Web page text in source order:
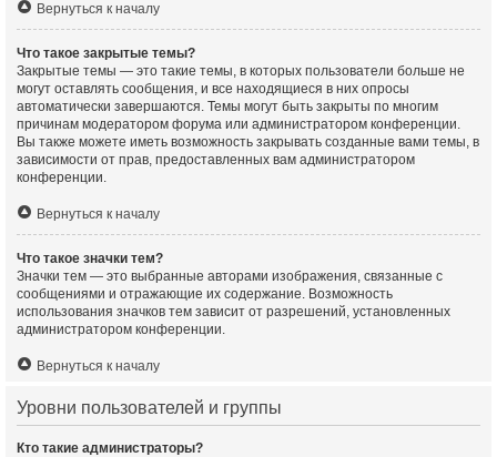
Вернуться к началу
Что такое закрытые темы?
Закрытые темы — это такие темы, в которых пользователи больше не
могут оставлять сообщения, и все находящиеся в них опросы
автоматически завершаются. Темы могут быть закрыты по многим
причинам модератором форума или администратором конференции.
Вы также можете иметь возможность закрывать созданные вами темы, в
зависимости от прав, предоставленных вам администратором
конференции.
Вернуться к началу
Что такое значки тем?
Значки тем — это выбранные авторами изображения, связанные с
сообщениями и отражающие их содержание. Возможность
использования значков тем зависит от разрешений, установленных
администратором конференции.
Вернуться к началу
Уровни пользователей и группы
Кто такие администраторы?